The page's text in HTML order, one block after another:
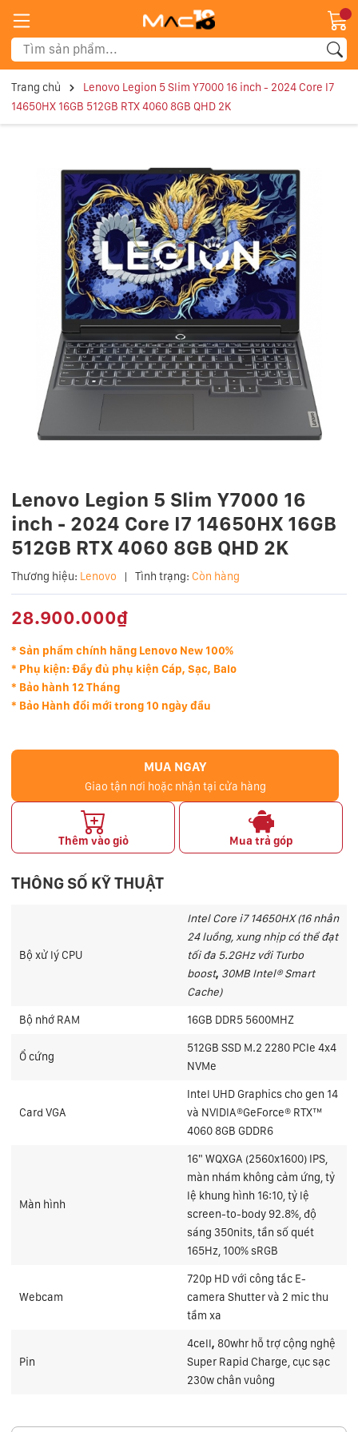
Trang chủ
Lenovo Legion 5 Slim Y7000 16 inch - 2024 Core I7
14650HX 16GB 512GB RTX 4060 8GB QHD 2K
Lenovo Legion 5 Slim Y7000 16
inch - 2024 Core I7 14650HX 16GB
512GB RTX 4060 8GB QHD 2K
Thương hiệu: Lenovo | Tình trạng: Còn hàng
28.900.000₫
* Sản phẩm chính hãng Lenovo New 100%
* Phụ kiện: Đầy đủ phụ kiện Cáp, Sạc, Balo
* Bảo hành 12 Tháng
* Bảo Hành đổi mới trong 10 ngày đầu
MUA NGAY
Giao tận nơi hoặc nhận tại cửa hàng
Thêm vào giỏ Mua trả góp
THÔNG SỐ KỸ THUẬT
Bộ xử lý CPU
Intel Core i7 14650HX(16 nhân
24 luồng, xung nhịp có thể đạt
tốiđa 5.2GHz với Turbo
boost, 30MB Intel® Smart
Cache)
Bộ nhớ RAM 16GB DDR5 5600MHZ
Ổ cứng
512GB SSD M.2 2280 PCIe 4x4
NVMe
Card VGA
Intel UHD Graphics cho gen 14
và NVIDIA®GeForce® RTX™
4060 8GB GDDR6
Màn hình
16" WQXGA (2560x1600) IPS,
màn nhám không cảm ứng, tỷ
lệ khung hình 16:10, tỷ lệ
screen-to-body 92.8%, độ
sáng 350nits, tần số quét
165Hz, 100% sRGB
Webcam
720p HD với công tắc E-
camera Shutter và 2 mic thu
tầm xa
Pin
4cell, 80whr hỗ trợ cộng nghệ
Super Rapid Charge, cục sạc
230w chân vuông